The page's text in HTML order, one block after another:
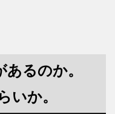
るのか。
いか。